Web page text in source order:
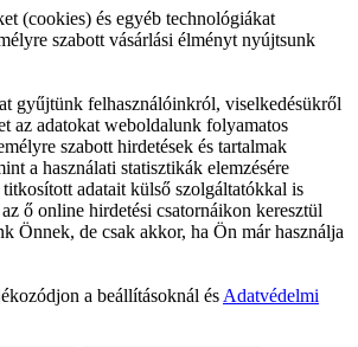
(cookies) és egyéb technológiákat
szabott vásárlási élményt nyújtsunk
gyűjtünk felhasználóinkról, viselkedésükről
az adatokat weboldalunk folyamatos
szabott hirdetések és tartalmak
a használati statisztikák elemzésére
adatait külső szolgáltatókkal is
ő online hirdetési csatornáikon keresztül
Önnek, de csak akkor, ha Ön már használja
a beállításoknál és Adatvédelmi